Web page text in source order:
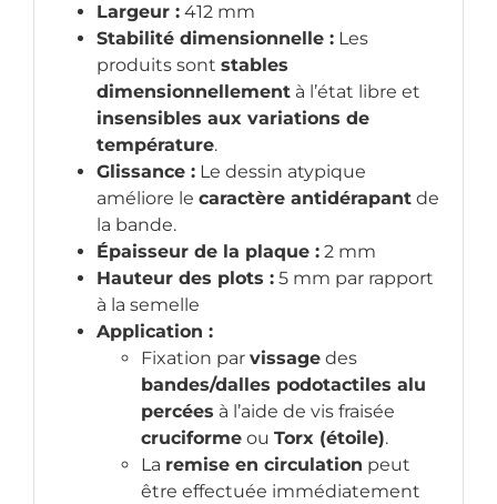
Largeur :412 mm
Stabilité dimensionnelle :Les
produits sont stables
dimensionnellementà l’état libre et
insensibles aux variations de
température.
Glissance :Le dessin atypique
améliore le caractère antidérapantde
la bande.
Épaisseur de la plaque :2 mm
Hauteur des plots :5 mm par rapport
à la semelle
Application :
Fixation par vissagedes
bandes/dalles podotactiles alu
percées à l’aide de vis fraisée
cruciformeou Torx (étoile).
La remise en circulation peut
être effectuée immédiatement